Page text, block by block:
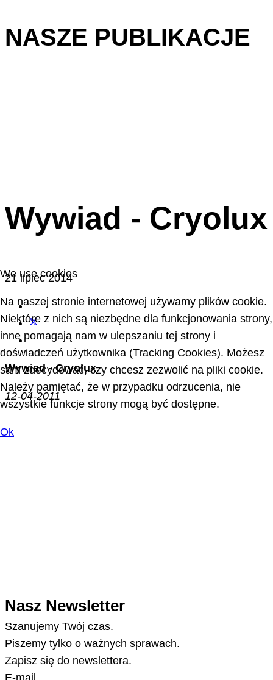
NASZE PUBLIKACJE
Wywiad - Cryolux
21 lipiec 2014
Wywiad - Cryolux
12-04-2011
Nasz Newsletter
Szanujemy Twój czas.
Piszemy tylko o ważnych sprawach.
Zapisz się do newslettera.
We use cookies
Na naszej stronie internetowej używamy plików cookie.
Niektóre z nich są niezbędne dla funkcjonowania strony,
inne pomagają nam w ulepszaniu tej strony i
doświadczeń użytkownika (Tracking Cookies). Możesz
sam zdecydować, czy chcesz zezwolić na pliki cookie.
Należy pamiętać, że w przypadku odrzucenia, nie
wszystkie funkcje strony mogą być dostępne.
Ok